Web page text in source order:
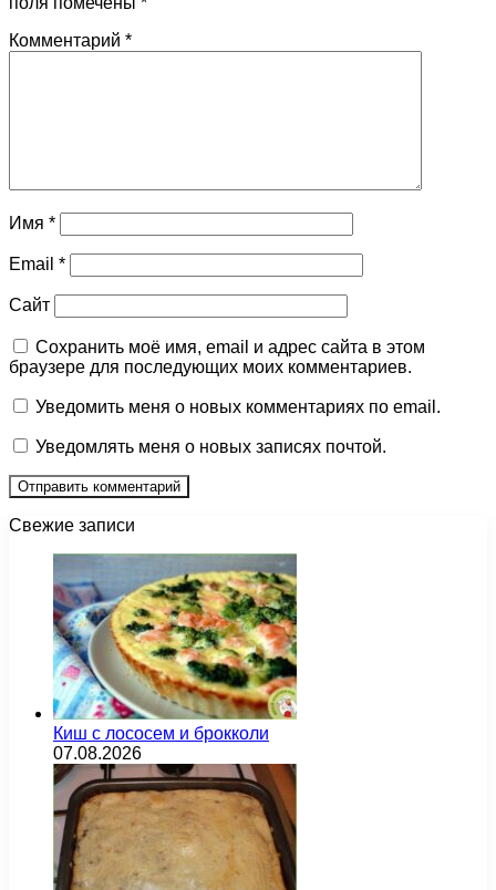
Комментарий *
Имя *
Email *
Сайт
Сохранить моё имя, email и адрес сайта в этом
браузере для последующих моих комментариев.
Уведомить меня о новых комментариях по email.
Уведомлять меня о новых записях почтой.
Свежие записи
Киш с лососем и брокколи
07.08.2026